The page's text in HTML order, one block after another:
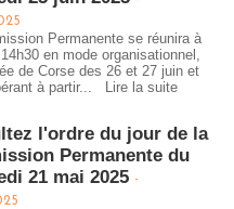
Permanente se réunira à
en mode organisationnel,
de Corse des 26 et 27 juin et
à partir...
Lire la suite
l'ordre du jour de la
Permanente du
21 mai 2025 -